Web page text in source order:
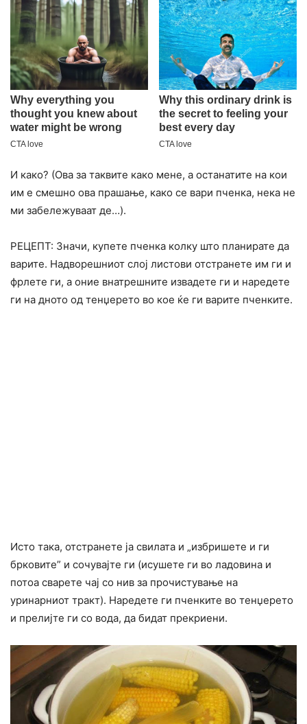
И како? (Ова за таквите како мене, а останатите на кои
им е смешно ова прашање, како се вари пченка, нека не
ми забележуваат де…).
РЕЦЕПТ: Значи, купете пченка колку што планирате да
варите. Надворешниот слој листови отстранете им ги и
фрлете ги, а оние внатрешните извадете ги и наредете
ги на дното од тенџерето во кое ќе ги варите пченките.
Исто така, отстранете ја свилата и „избришете и ги
брковите” и сочувајте ги (исушете ги во ладовина и
потоа сварете чај со нив за прочистување на
уринарниот тракт). Наредете ги пченките во тенџерето
и прелијте ги со вода, да бидат прекриени.